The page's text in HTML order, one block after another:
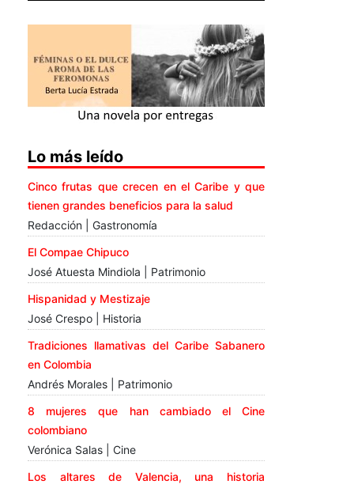
Lo más leído
Cinco frutas que crecen en el Caribe y que
tienen grandes beneficios para la salud
Redacción | Gastronomía
El Compae Chipuco
José Atuesta Mindiola | Patrimonio
Hispanidad y Mestizaje
José Crespo | Historia
Tradiciones llamativas del Caribe Sabanero
en Colombia
Andrés Morales | Patrimonio
8 mujeres que han cambiado el Cine
colombiano
Verónica Salas | Cine
Los altares de Valencia, una historia